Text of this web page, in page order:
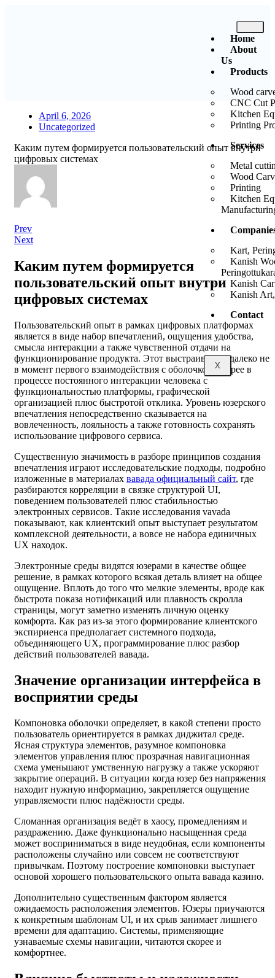
Home
About
Us
Products
Wood
CNC Cut
Kitchen
Printing
Services
Metal
Wood
Printing
Kitchen
Kart,
Kanish
Kanish
Kanish
Contact
X
April 6, 2026
Uncategorized
Каким путем формируется пользовательский опыт внутри
цифровых системах
Prev
Next
Каким путем формируется
пользовательский опыт внутри
цифровых системах
Пользовательский опыт в рамках цифровых платформах
является в виде набор впечатлений, ощущения удобства,
смысла интеракции а также чувственной отдачи на
функционирование продукта. Этот выстраивается далеко не
в момент первого взаимодействия с оболочкой, скорее в
процессе постоянного интеракции человека с
функциональностью платформы, графической
организацией плюс быстротой отклика. Уровень юзерского
впечатления непосредственно сказывается на
вовлеченность, лояльность а также готовность сохранять
использование цифрового сервиса.
Существенную значимость в разборе принципов создания
впечатления играют исследовательские подходы, подробно
изложенные в материалах вавада официальный сайт, где
разбираются корреляции в связке структурой UI,
поведением пользователей плюс стабильностью
электронных сервисов. Такие исследования vavada
показывают, как клиентский опыт выступает результатом
комплексной деятельности, а вовсе не набора единичных
UX находок.
Электронные среды видятся юзерами в качестве общее
решение, в рамках которого всякая деталь влияет на общее
ощущение. Вплоть до того что мелкие элементы, вроде как
быстрота показа нотификаций или плавность скролла
страницы, могут заметно изменять личную оценку
комфорта. Как раз из-за этого формирование клиентского
экспириенса предполагает системного подхода,
объединяющего UX, программирование плюс разбор
действий пользователей вавада.
Значение организации интерфейса в
восприятии среды
Компоновка оболочки определяет, в какой степени просто
пользователь ориентируется в рамках диджитал среде.
Ясная структура элементов, разумное компоновка
элементов управления плюс прозрачная навигационная
схема уменьшают умственную нагрузку а также ускоряют
закрытие операций. В ситуации когда юзер без напряжения
находит нужную информацию, закрепляется ощущение
управляемости плюс надёжности среды.
Сломанная организация ведёт в хаосу, промедлениям и
раздражению. Даже функционально насыщенная среда
может восприниматься в виде неудобная, если компоненты
расположены случайно или совсем не соответствуют
привычкам. Поэтому построение компоновки выступает
основой хорошего пользовательского опыта вавада казино.
Дополнительно существенным фактором является
ожидаемость расположения элементов. Юзеры приучаются
к конкретным шаблонам UI, и их срыв занимает лишнего
времени для адаптацию. Системы, применяющие
узнаваемые схемы навигации, читаются скорее и
комфортнее.